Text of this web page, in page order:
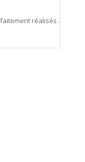
réalisés .